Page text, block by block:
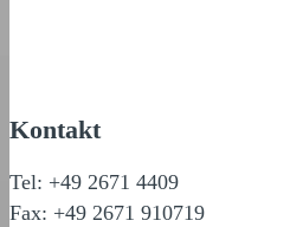
Kontakt
Tel: +49 2671 4409
Fax: +49 2671 910719